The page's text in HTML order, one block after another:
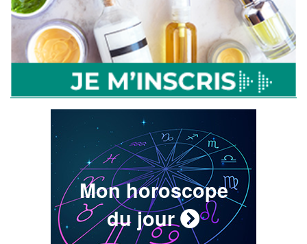
Mon horoscope
du jour